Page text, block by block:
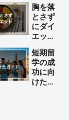
のため
のポイ
ント
る方法
胸を落
とさず
にダイ
エット
法
短期留
学の成
功に向
けた完